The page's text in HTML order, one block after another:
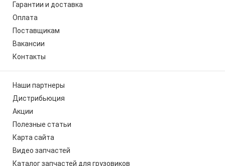
Гарантии и доставка
Оплата
Поставщикам
Вакансии
Контакты
Наши партнеры
Дистрибьюция
Акции
Полезные статьи
Карта сайта
Видео запчастей
Каталог запчастей для грузовиков